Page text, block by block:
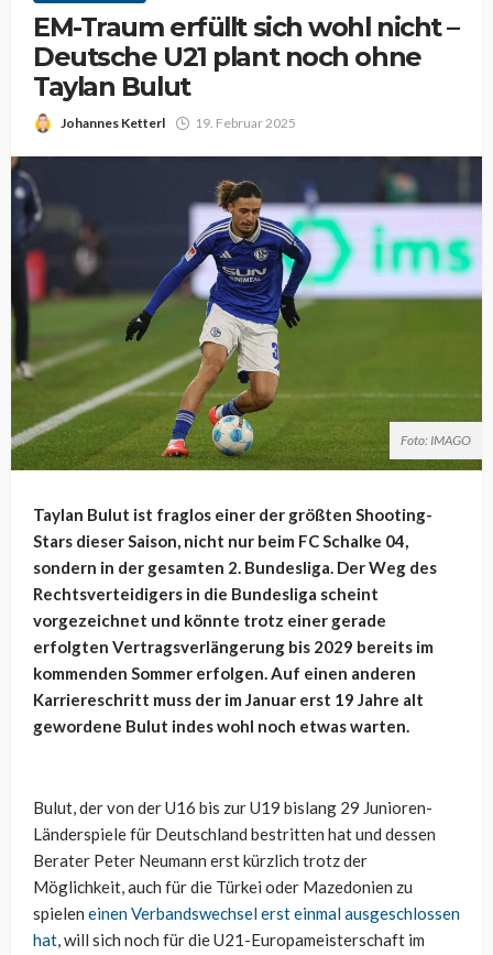
EM-Traum erfüllt sich wohl nicht –
Deutsche U21 plant noch ohne
Taylan Bulut
Johannes Ketterl 19. Februar 2025
Foto: IMAGO
Taylan Bulut ist fraglos einer der größten Shooting-
Stars dieser Saison, nicht nur beim FC Schalke 04,
sondern in der gesamten 2. Bundesliga. Der Weg des
Rechtsverteidigers in die Bundesliga scheint
vorgezeichnet und könnte trotz einer gerade
erfolgten Vertragsverlängerung bis 2029 bereits im
kommenden Sommer erfolgen. Auf einen anderen
Karriereschritt muss der im Januar erst 19 Jahre alt
gewordene Bulut indes wohl noch etwas warten.
Bulut, der von der U16 bis zur U19 bislang 29 Junioren-
Länderspiele für Deutschland bestritten hat und dessen
Berater Peter Neumann erst kürzlich trotz der
Möglichkeit, auch für die Türkei oder Mazedonien zu
spielen einen Verbandswechsel erst einmal ausgeschlossen
hat, will sich noch für die U21-Europameisterschaft im